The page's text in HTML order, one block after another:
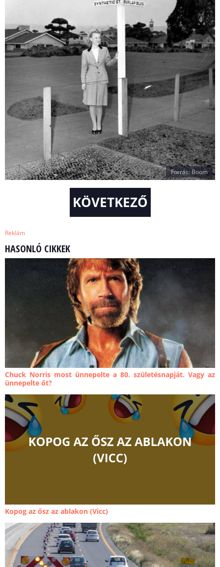
Forrás: Boom
KÖVETKEZŐ
Reklám
HASONLÓ CIKKEK
Chuck Norris most ünnepelte a 80. születésnapját. Vagy az
ünnepelte őt?
Kopog az ősz az ablakon (Vicc)